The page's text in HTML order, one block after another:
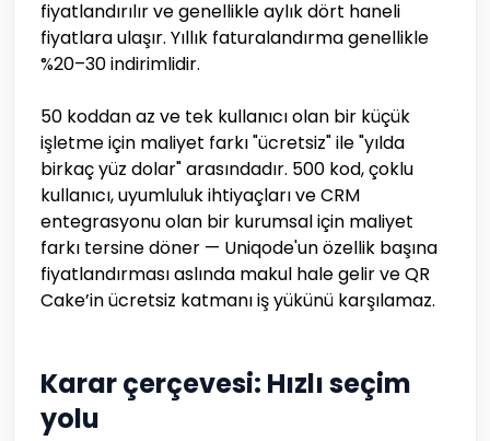
fiyatlandırılır ve genellikle aylık dört haneli
fiyatlara ulaşır. Yıllık faturalandırma genellikle
%20–30 indirimlidir.
50 koddan az ve tek kullanıcı olan bir küçük
işletme için maliyet farkı "ücretsiz" ile "yılda
birkaç yüz dolar" arasındadır. 500 kod, çoklu
kullanıcı, uyumluluk ihtiyaçları ve CRM
entegrasyonu olan bir kurumsal için maliyet
farkı tersine döner — Uniqode'un özellik başına
fiyatlandırması aslında makul hale gelir ve QR
Cake’in ücretsiz katmanı iş yükünü karşılamaz.
Karar çerçevesi: Hızlı seçim
yolu